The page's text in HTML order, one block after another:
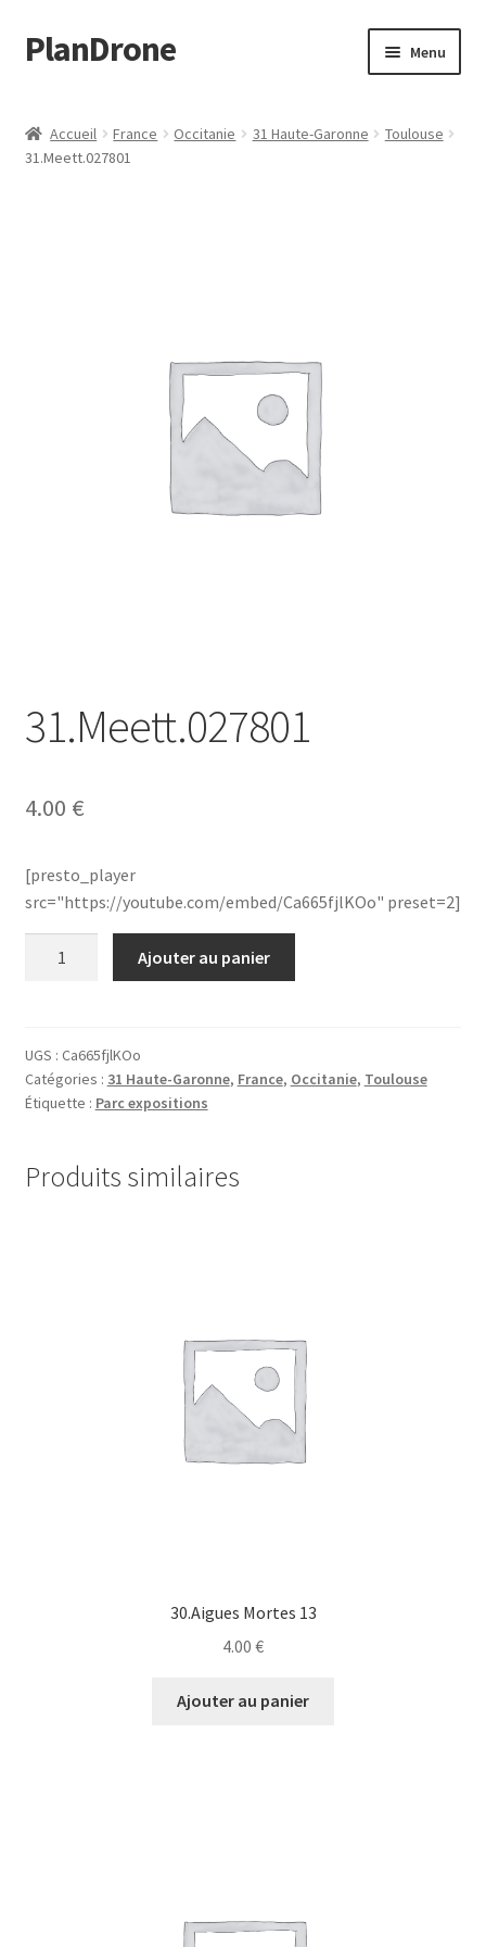
Aller
à
navigation
Aller
au
PlanDrone Menu
Boutique
Validation de la commande
Accueil France Occitanie 31 Haute-Garonne
Toulouse
31.Meett.027801
31.Meett.027801
4.00 €
[presto_player
src="https://youtube.com/embed/Ca665fjlKOo" preset=2]
Ajouter au panier
UGS : Ca665fjlKOo
Catégories : 31 Haute-Garonne, France, Occitanie, Toulouse
Étiquette : Parc expositions
Produits similaires
30.Aigues Mortes 13
4.00 €
Ajouter au panier